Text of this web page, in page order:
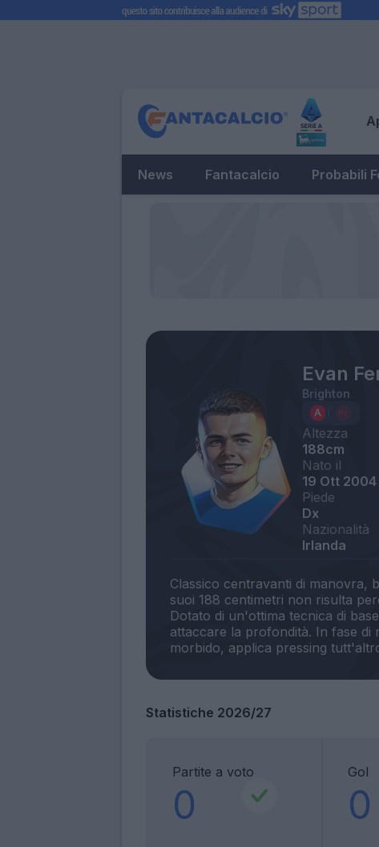
News Fantacalcio Probabili
Evan
Brighton
Altezza
188cm
Nato il
19 Ott 2004
Piede
Dx
Nazionalità
Irlanda
Classico centravanti di manovra,
suoi 188 centimetri non risulta
Dotato di un'ottima tecnica di
attaccare la profondità. In fase
Statistiche 2026/27
Partite a voto
0
Gol
0